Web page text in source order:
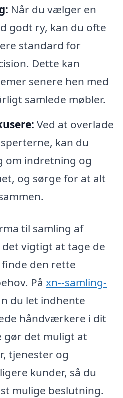
Når du vælger en
godt ry, kan du ofte
standard for
Dette kan
senere hen med
samlede møbler.
Ved at overlade
kan du
om indretning og
og sørge for at alt
til samling af
vigtigt at tage de
den rette
På xn--samling-
du let indhente
håndværkere i dit
gør det muligt at
tjenester og
kunder, så du
mulige beslutning.